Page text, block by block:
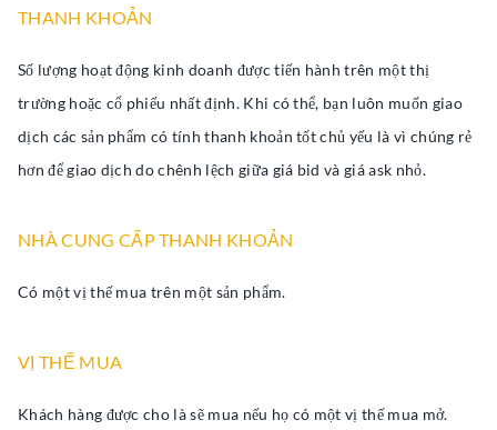
THANH KHOẢN
Số lượng hoạt động kinh doanh được tiến hành trên một thị
trường hoặc cổ phiếu nhất định. Khi có thể, bạn luôn muốn giao
dịch các sản phẩm có tính thanh khoản tốt chủ yếu là vì chúng rẻ
hơn để giao dịch do chênh lệch giữa giá bid và giá ask nhỏ.
NHÀ CUNG CẤP THANH KHOẢN
Có một vị thế mua trên một sản phẩm.
VỊ THẾ MUA
Khách hàng được cho là sẽ mua nếu họ có một vị thế mua mở.